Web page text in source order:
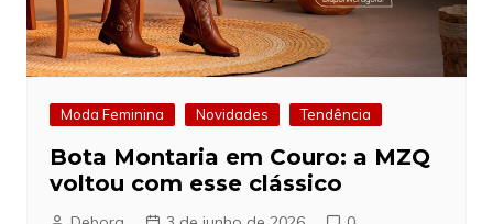
Moda Feminina Novidades Tendência
Bota Montaria em Couro: a MZQ
voltou com esse clássico